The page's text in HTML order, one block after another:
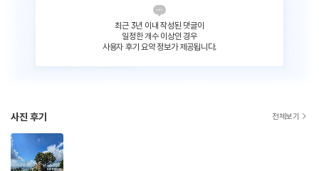
최근 3년 이내 작성된 댓글이
일정한 개수 이상인 경우
사용자 후기 요약 정보가 제공됩니다.
사진 후기 전체보기